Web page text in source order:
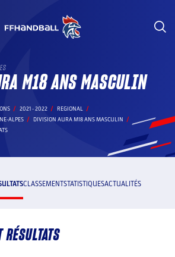
M18 ANS MASCULIN
2021 - 2022
REGIONAL
ALPES
DIVISION AURA M18 ANS MASCULIN
CLASSEMENTSTATISTIQUESACTUALITÉS